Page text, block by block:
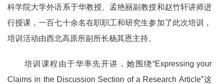
科学院大学外语系于华教授、孟艳丽副教授和赵竹轩讲师进
行授课，一百七十余名在职职工和研究生参加了此次培训，
培训活动由西北高原所副所长杨其恩主持。
培训课程由于华率先开讲，她围绕“Expressing your
Claims in the Discussion Section of a Research Article”这